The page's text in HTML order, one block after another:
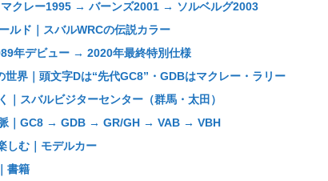
マクレー1995 → バーンズ2001 → ソルベルグ2003
ルド｜スバルWRCの伝説カラー
年デビュー → 2020年最終特別仕様
世界｜頭文字Dは“先代GC8”・GDBはマクレー・ラリー
スバルビジターセンター（群馬・太田）
脈｜GC8 → GDB → GR/GH → VAB → VBH
しむ｜モデルカー
書籍